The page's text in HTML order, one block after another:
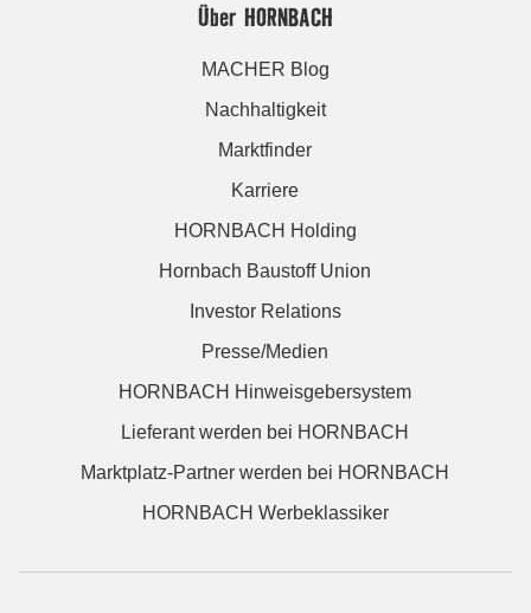
Über HORNBACH
MACHER Blog
Nachhaltigkeit
Marktfinder
Karriere
HORNBACH Holding
Hornbach Baustoff Union
Investor Relations
Presse/Medien
HORNBACH Hinweisgebersystem
Lieferant werden bei HORNBACH
Marktplatz-Partner werden bei HORNBACH
HORNBACH Werbeklassiker